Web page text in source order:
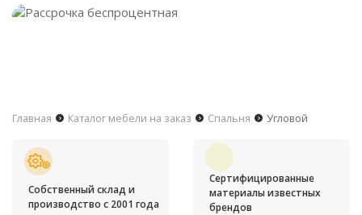
Главная Каталог мебели на заказ Спальня Угловой
Собственный склад и
производство с 2001 года
Сертифицированные
материалы известных
брендов